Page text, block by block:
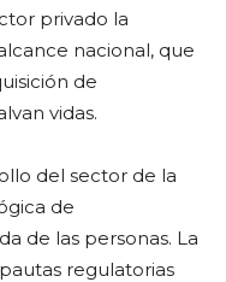
privado la
nacional, que
de
vidas.
del sector de la
de
de las personas. La
regulatorias